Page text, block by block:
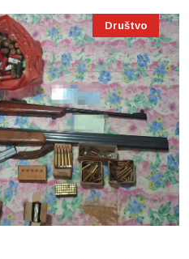
Društvo